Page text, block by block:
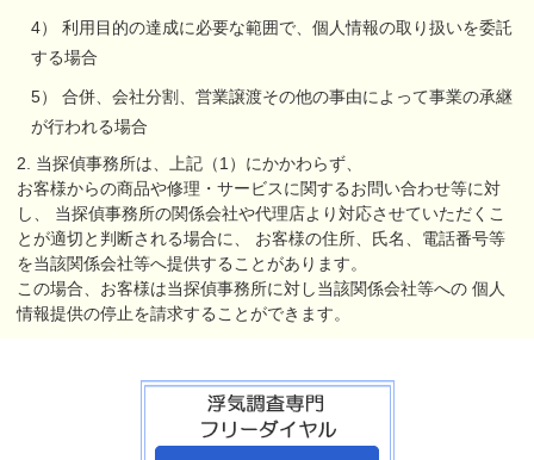
4） 利用目的の達成に必要な範囲で、個人情報の取り扱いを委託
する場合
5） 合併、会社分割、営業譲渡その他の事由によって事業の承継
が行われる場合
2. 当探偵事務所は、上記（1）にかかわらず、
お客様からの商品や修理・サービスに関するお問い合わせ等に対
し、
当探偵事務所の関係会社や代理店より対応させていただくこ
とが適切と判断される場合に、
お客様の住所、氏名、電話番号等
を当該関係会社等へ提供することがあります。
この場合、お客様は当探偵事務所に対し当該関係会社等への 個人
情報提供の停止を請求することができます。